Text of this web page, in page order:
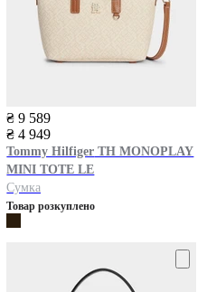
₴ 9 589
₴ 4 949
Tommy Hilfiger TH MONOPLAY
MINI TOTE LE
Сумка
Товар розкуплено